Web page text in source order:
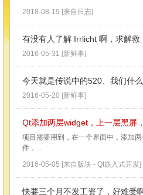
2018-08-19 [来自日志]
有没有人了解 Irrlicht 啊，求解救
2016-05-31 [新鲜事]
今天就是传说中的520、我们什
2016-05-20 [新鲜事]
Qt添加两层widget，上一层黑屏
项目需要用到，在一个界面中，添加
件， ..
2016-05-05 [来自版块 - Qt嵌入式开发]
快要三个月不发工资了，好难受